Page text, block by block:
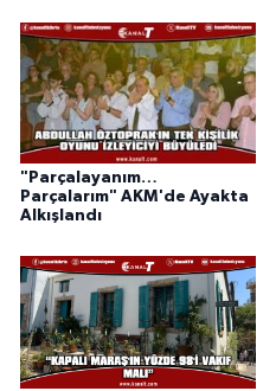
"Parçalayanım…
Parçalarım" AKM'de Ayakta
Alkışlandı